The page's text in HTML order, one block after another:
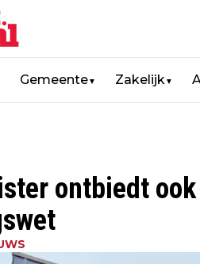
Gemeente▼ Zakelijk▼
ontbiedt ook